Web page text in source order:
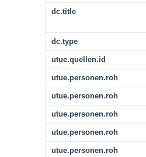
dc.title
dc.type
utue.quellen.id
utue.personen.roh
utue.personen.roh
utue.personen.roh
utue.personen.roh
utue.personen.roh